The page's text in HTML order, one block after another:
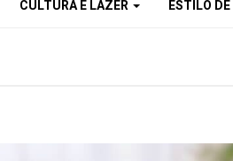
CULTURA E LAZER ESTILO